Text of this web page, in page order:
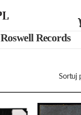
Roswell Records